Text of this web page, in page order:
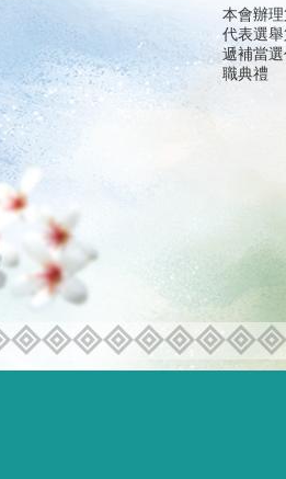
本會辦
代表選
遞補當
職典禮